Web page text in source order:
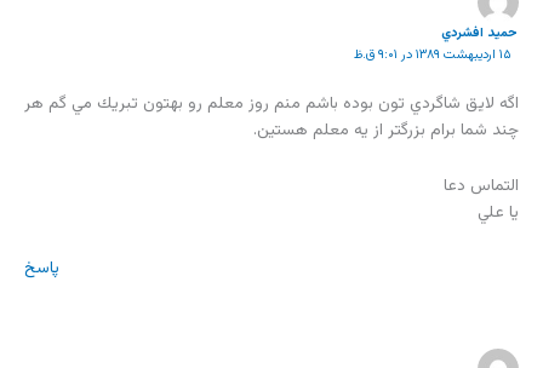
حميد افشردي
۱۵ اردیبهشت ۱۳۸۹ در ۹:۰۱ ق.ظ
اگه لايق شاگردي تون بوده باشم منم روز معلم رو بهتون تبريك مي گم هر
چند شما برام بزرگتر از يه معلم هستين.
التماس دعا
يا علي
پاسخ